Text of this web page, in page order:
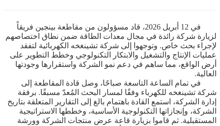
في 12 أبريل 2026، قاد مسؤولون من مقاطعة بينجين فريقاً
لزيارة شركة رائدة في مجال معدات الطاقة ضمن نطاق اختصاصهم
لإجراء بحث خاص. وتوجهوا إلى شركة تشينغخه الكهربائية لتفقد
عمليات الإنتاج والتشغيل والابتكار التكنولوجي وخطط التطوير على
أرض الواقع، مما ساهم في دعم نمو الشركة واستقرارها وجودتها
العالية.
في تمام الساعة التاسعة صباحًا، وصل قادة المقاطعة إلى
شركة تشينغخه للكهرباء وفقًا لمسار البحث المُعدّ مسبقًا. برفقة
إدارة الشركة، استمع القادة باهتمام بالغ إلى التقارير المتعلقة بتاريخ
الشركة، وإنجازاتها التكنولوجية الأساسية، وخططها الاستراتيجية
المستقبلية. ثم قاموا بزيارة قاعة عرض منتجات الشركة وورشة